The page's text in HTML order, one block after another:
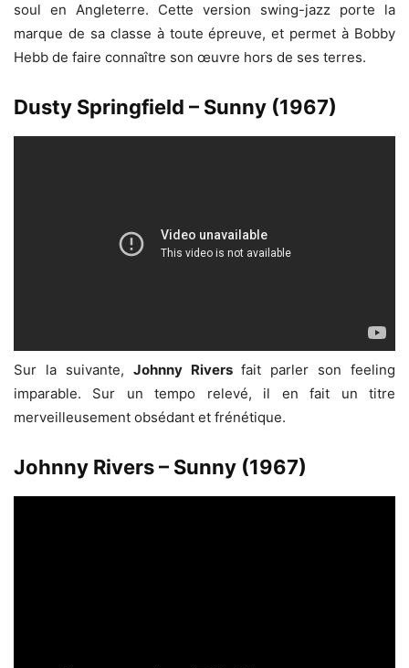
soul en Angleterre. Cette version swing-jazz porte la
marque de sa classe à toute épreuve, et permet à Bobby
Hebb de faire connaître son œuvre hors de ses terres.
Dusty Springfield – Sunny (1967)
Sur la suivante, Johnny Riversfait parler son feeling
imparable. Sur un tempo relevé, il en fait un titre
merveilleusement obsédant et frénétique.
Johnny Rivers – Sunny (1967)